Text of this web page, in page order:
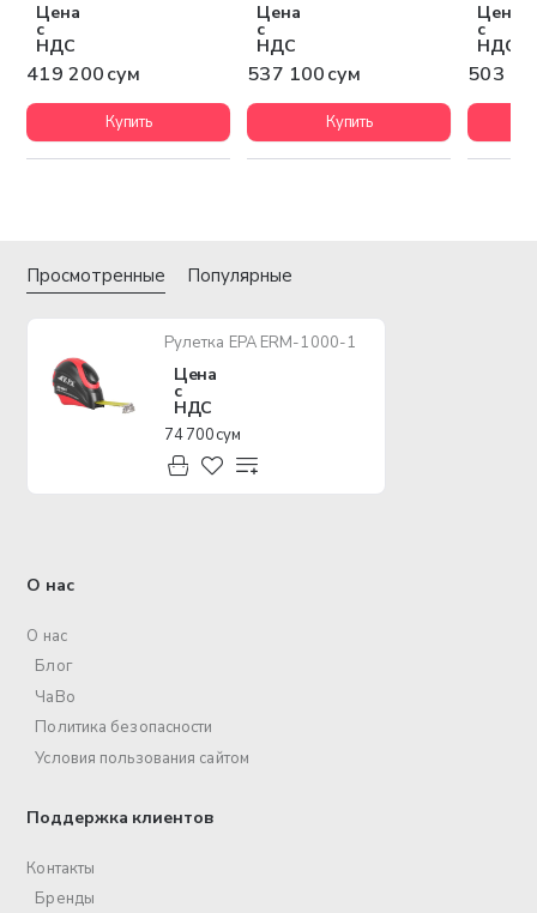
Цена
с
НДС
419 200 сум
Купить
Цена
с
НДС
537 100 сум
Купить
Цена
с
НДС
503
Просмотренные Популярные
Рулетка EPA ERM-1000-1
Цена
с
НДС
74 700 сум
О нас
О нас
Блог
ЧаВо
Политика безопасности
Условия пользования сайтом
Поддержка клиентов
Контакты
Бренды